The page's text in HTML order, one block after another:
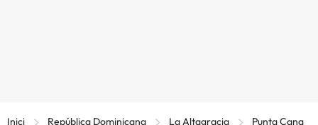
Inici República Dominicana La Altagracia
Punta Cana